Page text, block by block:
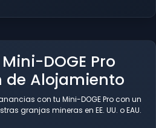
DOGE Pro
de Alojamiento
con tu Mini-DOGE Pro con un
granjas mineras en EE. UU. o EAU.